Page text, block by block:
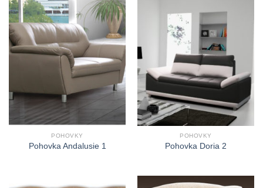
POHOVKY
Pohovka Andalusie 1
POHOVKY
Pohovka Doria 2